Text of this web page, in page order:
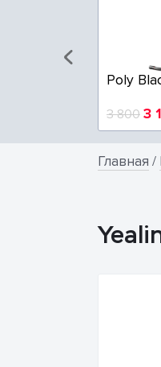
Poly
3 800 3
Главная /